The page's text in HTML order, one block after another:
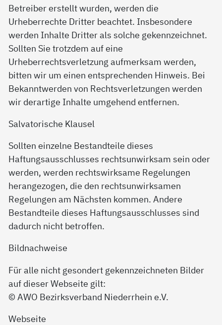
Betreiber erstellt wurden, werden die
Urheberrechte Dritter beachtet. Insbesondere
werden Inhalte Dritter als solche gekennzeichnet.
Sollten Sie trotzdem auf eine
Urheberrechtsverletzung aufmerksam werden,
bitten wir um einen entsprechenden Hinweis. Bei
Bekanntwerden von Rechtsverletzungen werden
wir derartige Inhalte umgehend entfernen.
Salvatorische Klausel
Sollten einzelne Bestandteile dieses
Haftungsausschlusses rechtsunwirksam sein oder
werden, werden rechtswirksame Regelungen
herangezogen, die den rechtsunwirksamen
Regelungen am Nächsten kommen. Andere
Bestandteile dieses Haftungsausschlusses sind
dadurch nicht betroffen.
Bildnachweise
Für alle nicht gesondert gekennzeichneten Bilder
auf dieser Webseite gilt:
© AWO Bezirksverband Niederrhein e.V.
Webseite